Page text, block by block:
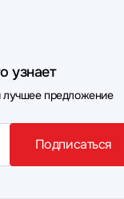
узнает
предложение
Подписаться